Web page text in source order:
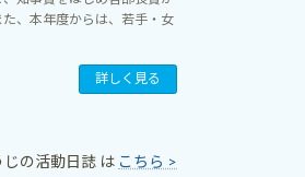
、本年度からは、若手・女
詳しく見る
じの活動日誌 は こちら >